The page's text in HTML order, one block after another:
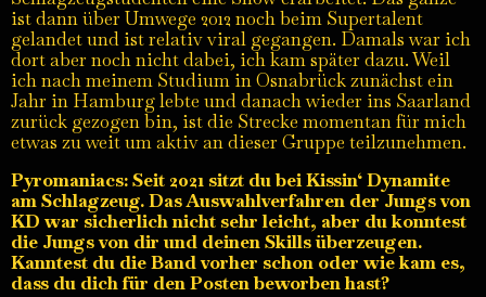
ist dann über Umwege 2012 noch beim Supertalent
gelandet und ist relativ viral gegangen. Damals war ich
dort aber noch nicht dabei, ich kam später dazu. Weil
ich nach meinem Studium in Osnabrück zunächst ein
Jahr in Hamburg lebte und danach wieder ins Saarland
zurück gezogen bin, ist die Strecke momentan für mich
etwas zu weit um aktiv an dieser Gruppe teilzunehmen.
Pyromaniacs: Seit 2021 sitzt du bei Kissin‘ Dynamite
am Schlagzeug. Das Auswahlverfahren der Jungs von
KD war sicherlich nicht sehr leicht, aber du konntest
die Jungs von dir und deinen Skills überzeugen.
Kanntest du die Band vorher schon oder wie kam es,
dass du dich für den Posten beworben hast?